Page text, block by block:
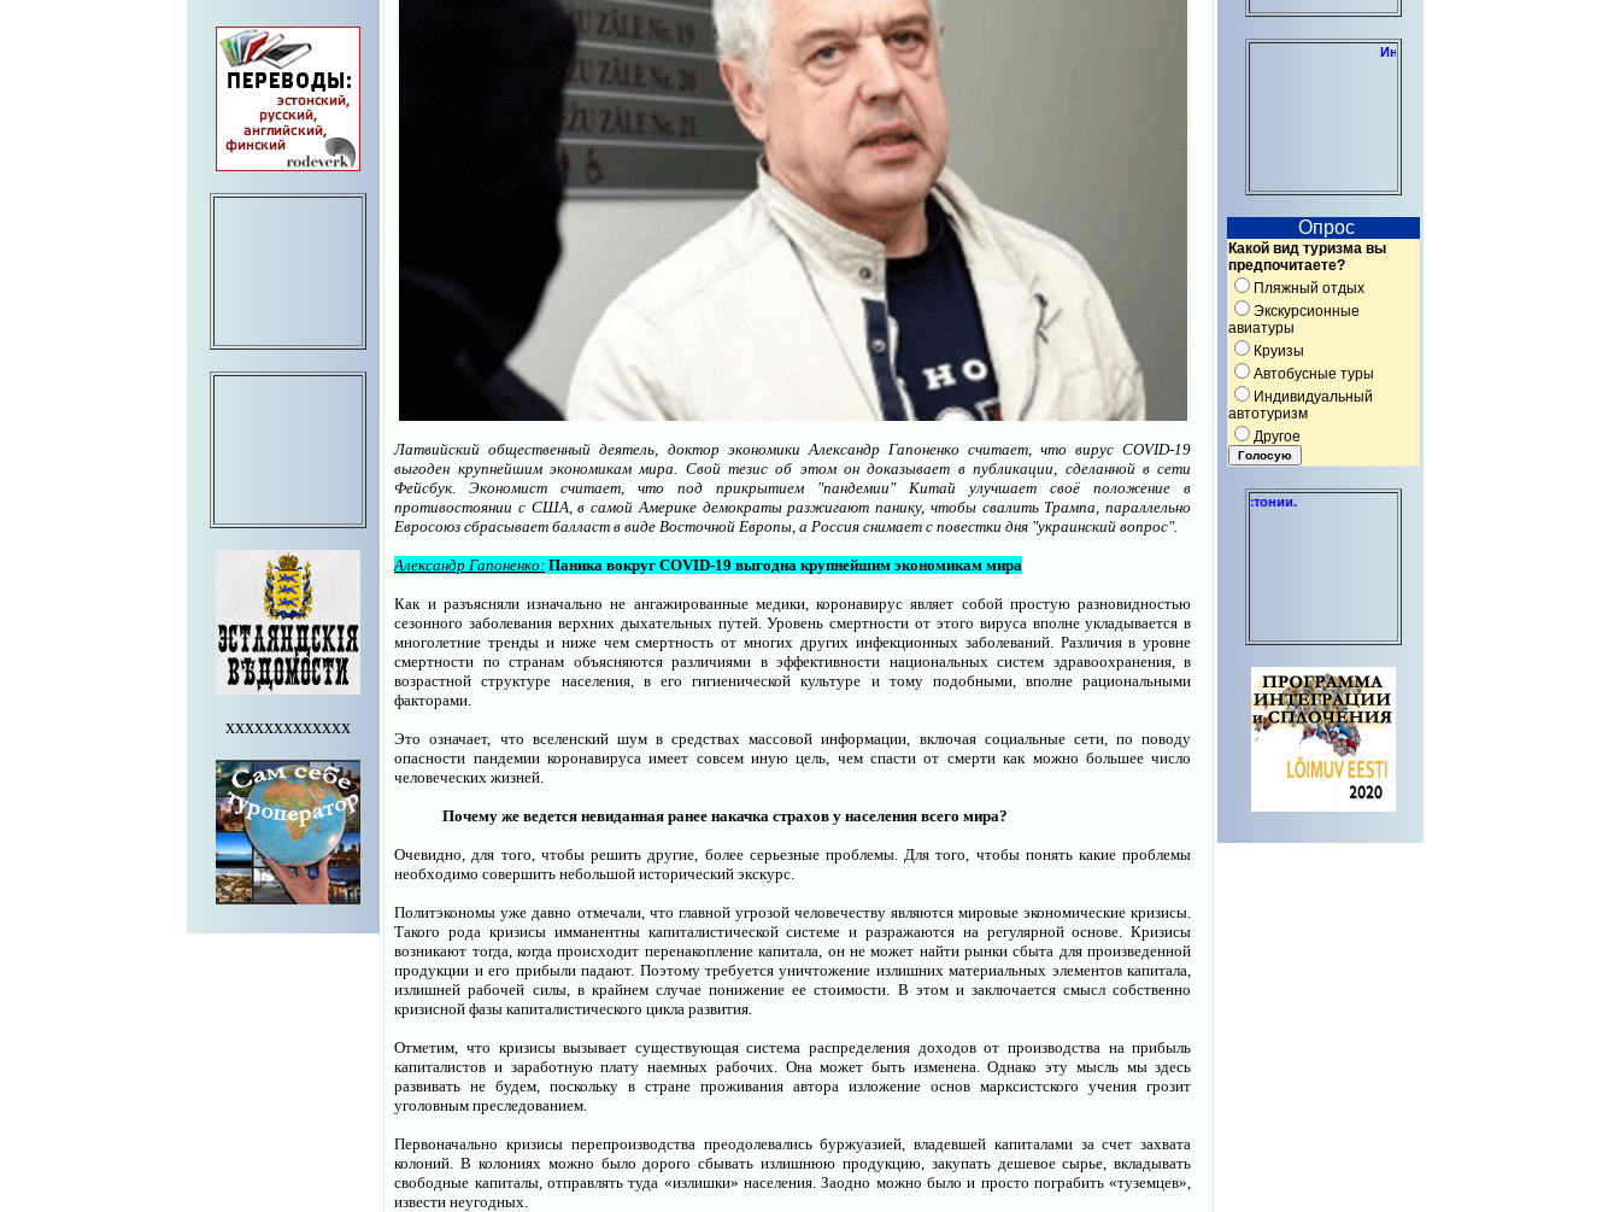
xxxxxxxxxxxxx
Латвийский общественный деятель, доктор экономики Александр Гапоненко считает, что вирус COVID-19
выгоден крупнейшим экономикам мира. Свой тезис об этом он доказывает в публикации, сделанной в сети
Фейсбук. Экономист считает, что под прикрытием "пандемии" Китай улучшает своё положение в
противостоянии с США, в самой Америке демократы разжигают панику, чтобы свалить Трампа, параллельно
Евросоюз сбрасывает балласт в виде Восточной Европы, а Россия снимает с повестки дня "украинский вопрос".
Александр Гапоненко: Паника вокруг COVID-19 выгодна крупнейшим экономикам мира
Как и разъясняли изначально не ангажированные медики, коронавирус являет собой простую разновидностью
сезонного заболевания верхних дыхательных путей. Уровень смертности от этого вируса вполне укладывается в
многолетние тренды и ниже чем смертность от многих других инфекционных заболеваний. Различия в уровне
смертности по странам объясняются различиями в эффективности национальных систем здравоохранения, в
возрастной структуре населения, в его гигиенической культуре и тому подобными, вполне рациональными
факторами.
Это означает, что вселенский шум в средствах массовой информации, включая социальные сети, по поводу
опасности пандемии коронавируса имеет совсем иную цель, чем спасти от смерти как можно большее число
человеческих жизней.
Почему же ведется невиданная ранее накачка страхов у населения всего мира?
Очевидно, для того, чтобы решить другие, более серьезные проблемы. Для того, чтобы понять какие проблемы
необходимо совершить небольшой исторический экскурс.
Политэкономы уже давно отмечали, что главной угрозой человечеству являются мировые экономические кризисы.
Такого рода кризисы имманентны капиталистической системе и разражаются на регулярной основе. Кризисы
возникают тогда, когда происходит перенакопление капитала, он не может найти рынки сбыта для произведенной
продукции и его прибыли падают. Поэтому требуется уничтожение излишних материальных элементов капитала,
излишней рабочей силы, в крайнем случае понижение ее стоимости. В этом и заключается смысл собственно
кризисной фазы капиталистического цикла развития.
Отметим, что кризисы вызывает существующая система распределения доходов от производства на прибыль
капиталистов и заработную плату наемных рабочих. Она может быть изменена. Однако эту мысль мы здесь
развивать не будем, поскольку в стране проживания автора изложение основ марксистского учения грозит
уголовным преследованием.
Первоначально кризисы перепроизводства преодолевались буржуазией, владевшей капиталами за счет захвата
колоний. В колониях можно было дорого сбывать излишнюю продукцию, закупать дешевое сырье, вкладывать
свободные капиталы, отправлять туда «излишки» населения. Заодно можно было и просто пограбить «туземцев»,
извести неугодных.
Индивидуальные консультации по организации
Опрос
Какой вид туризма вы
предпочитаете?
Пляжный отдых
Экскурсионные
авиатуры
Круизы
Автобусные туры
Индивидуальный
автотуризм
Другое